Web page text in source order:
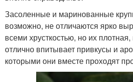
Засоленные и маринованные
возможно, не отличаются ярко
всеми хрусткостью, но их
отлично впитывает привкусы и
которыми они вместе проходят